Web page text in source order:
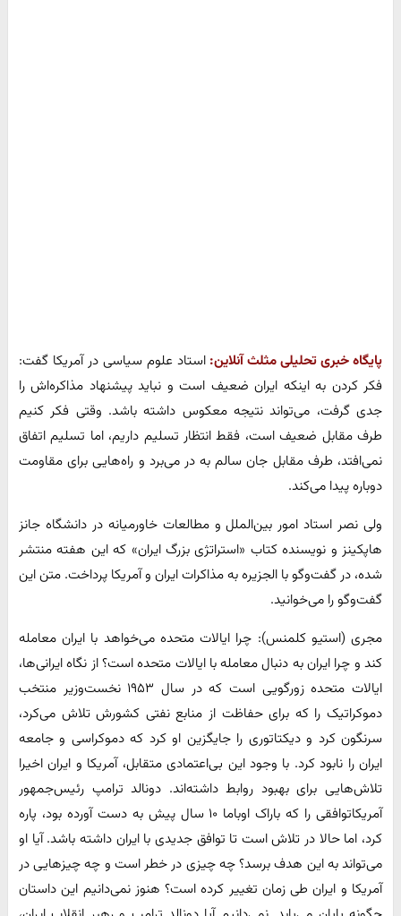
پایگاه خبری تحلیلی مثلث آنلاین: استاد علوم سیاسی در آمریکا گفت:
فکر کردن به اینکه ایران ضعیف است و نباید پیشنهاد مذاکره‌اش را
جدی گرفت، می‌تواند نتیجه معکوس داشته باشد. وقتی فکر کنیم
طرف مقابل ضعیف است، فقط انتظار تسلیم داریم، اما تسلیم اتفاق
نمی‌افتد، طرف مقابل جان سالم به در می‌برد و راه‌هایی برای مقاومت
دوباره پیدا می‌کند.
ولی نصر استاد امور بین‌الملل و مطالعات خاورمیانه در دانشگاه جانز
هاپکینز و نویسنده کتاب «استراتژی بزرگ ایران» که این هفته منتشر
شده، در گفت‌وگو با الجزیره به مذاکرات ایران و آمریکا پرداخت. متن این
گفت‌وگو را می‌خوانید.
مجری (استیو کلمنس): چرا ایالات متحده می‌خواهد با ایران معامله
کند و چرا ایران به دنبال معامله با ایالات متحده است؟ از نگاه ایرانی‌ها،
ایالات متحده زورگویی است که در سال ۱۹۵۳ نخست‌وزیر منتخب
دموکراتیک را که برای حفاظت از منابع نفتی کشورش تلاش می‌کرد،
سرنگون کرد و دیکتاتوری را جایگزین او کرد که دموکراسی و جامعه
ایران را نابود کرد. با وجود این بی‌اعتمادی متقابل، آمریکا و ایران اخیرا
تلاش‌هایی برای بهبود روابط داشته‌اند. دونالد ترامپ رئیس‌جمهور
آمریکاتوافقی را که باراک اوباما ۱۰ سال پیش به دست آورده بود، پاره
کرد، اما حالا در تلاش است تا توافق جدیدی با ایران داشته باشد. آیا او
می‌تواند به این هدف برسد؟ چه چیزی در خطر است و چه چیزهایی در
آمریکا و ایران طی زمان تغییر کرده است؟ هنوز نمی‌دانیم این داستان